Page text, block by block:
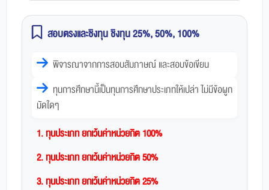
สอบตรงและชิงทุน ชิงทุน 25%, 50%, 100%
พิจารณาจากการสอบสัมภาษณ์ และสอบข้อเขียน
ทุนการศึกษานี้เป็นทุนการศึกษาประเภทให้เปล่า ไม่มีข้อผูก
มัดใดๆ
1. ทุนประเภท ยกเว้นค่าหน่วยกิต 100%
2. ทุนประเภท ยกเว้นค่าหน่วยกิต 50%
3. ทุนประเภท ยกเว้นค่าหน่วยกิต 25%